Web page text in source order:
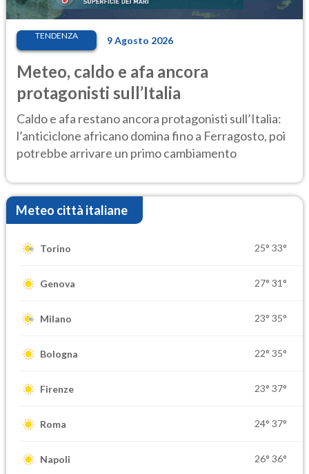
TENDENZA 9 Agosto 2026
Meteo, caldo e afa ancora
protagonisti sull’Italia
Caldo e afa restano ancora protagonisti sull’Italia:
l’anticiclone africano domina fino a Ferragosto, poi
potrebbe arrivare un primo cambiamento
Meteo città italiane
Torino 25° 33°
Genova 27° 31°
Milano 23° 35°
Bologna 22° 35°
Firenze 23° 37°
Roma 24° 37°
Napoli 26° 36°